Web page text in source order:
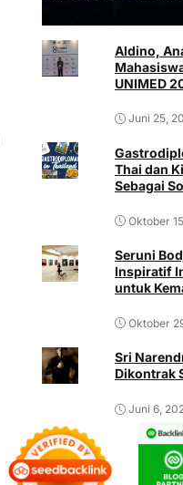
Aldino,
UNIMED
Juni 25,
Thai dan
Sebagai
Oktober
Seruni
Inspiratif
untuk
Oktober
Sri
Dikontrak
Juni 6,